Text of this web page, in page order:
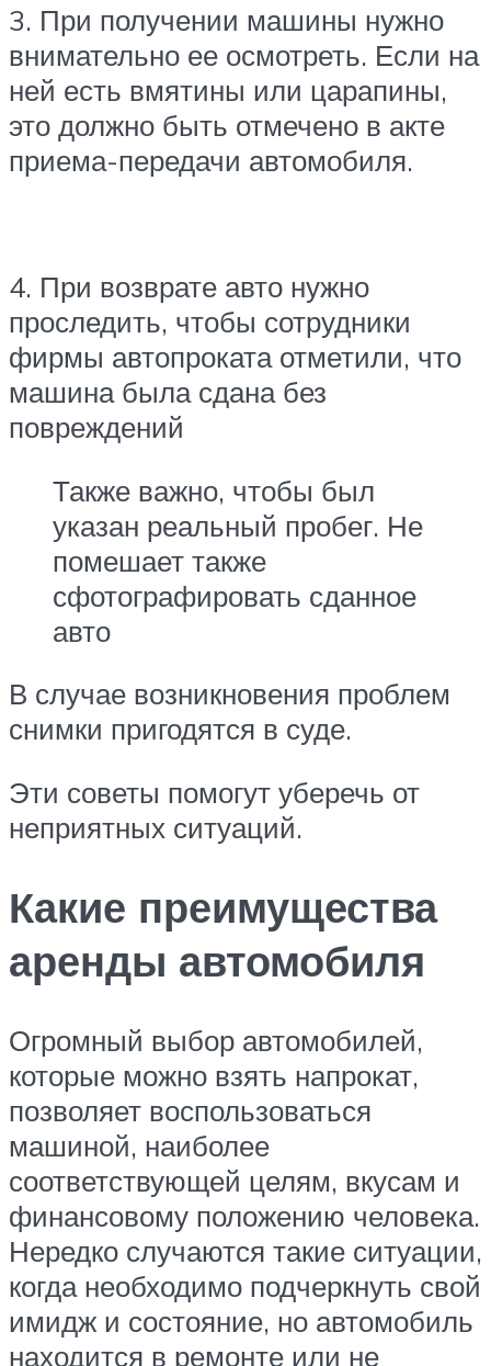
3. При получении машины нужно
внимательно ее осмотреть. Если на
ней есть вмятины или царапины,
это должно быть отмечено в акте
приема-передачи автомобиля.
4. При возврате авто нужно
проследить, чтобы сотрудники
фирмы автопроката отметили, что
машина была сдана без
повреждений
Также важно, чтобы был
указан реальный пробег. Не
помешает также
сфотографировать сданное
авто
В случае возникновения проблем
снимки пригодятся в суде.
Эти советы помогут уберечь от
неприятных ситуаций.
Какие преимущества
аренды автомобиля
Огромный выбор автомобилей,
которые можно взять напрокат,
позволяет воспользоваться
машиной, наиболее
соответствующей целям, вкусам и
финансовому положению человека.
Нередко случаются такие ситуации,
когда необходимо подчеркнуть свой
имидж и состояние, но автомобиль
находится в ремонте или не